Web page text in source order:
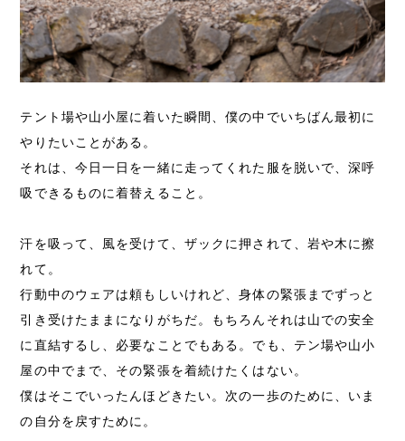
テント場や山小屋に着いた瞬間、僕の中でいちばん最初に
やりたいことがある。
それは、今日一日を一緒に走ってくれた服を脱いで、深呼
吸できるものに着替えること。
汗を吸って、風を受けて、ザックに押されて、岩や木に擦
れて。
行動中のウェアは頼もしいけれど、身体の緊張までずっと
引き受けたままになりがちだ。もちろんそれは山での安全
に直結するし、必要なことでもある。でも、テン場や山小
屋の中でまで、その緊張を着続けたくはない。
僕はそこでいったんほどきたい。次の一歩のために、いま
の自分を戻すために。